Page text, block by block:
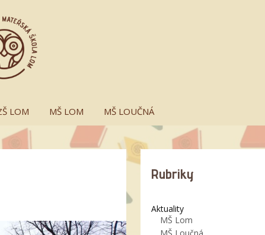
LOM MŠ LOM MŠ LOUČNÁ
Rubriky
Aktuality
MŠ Lom